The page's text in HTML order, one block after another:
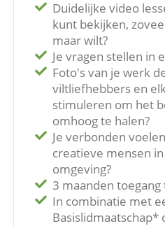
Duidelijke video
kunt bekijken,
maar wilt?
Je vragen stellen in
Foto's van je werk
viltliefhebbers en
stimuleren om het
omhoog te halen?
Je verbonden
creatieve mensen
omgeving?
3 maanden
In combinatie met
Basislidmaatschap*